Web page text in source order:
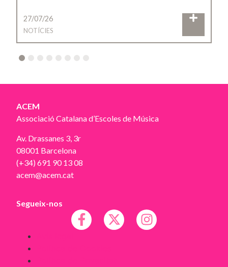
27/07/26
NOTÍCIES
4 5 6 7 8
ACEM
Associació Catalana d’Escoles de Música
Av. Drassanes 3, 3r
08001 Barcelona
(+34) 691 90 13 08
acem@acem.cat
Segueix-nos